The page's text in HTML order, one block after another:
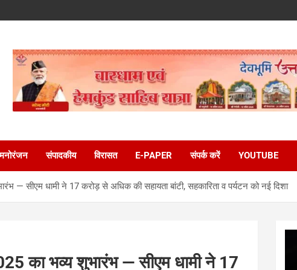
मनोरंजन संपादकीय विरासत E-PAPER संपर्क करें YOUTUBE
— सीएम धामी ने 17 करोड़ से अधिक की सहायता बांटी, सहकारिता व पर्यटन को नई दिशा
का भव्य शुभारंभ — सीएम धामी ने 17